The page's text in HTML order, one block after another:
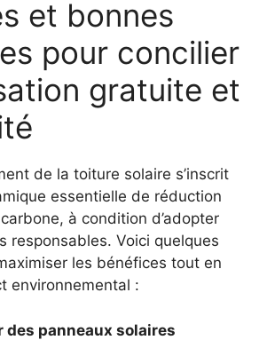
et bonnes
pour concilier
gratuite et
de la toiture solaire s’inscrit
essentielle de réduction
à condition d’adopter
responsables. Voici quelques
les bénéfices tout en
environnemental :
des panneaux solaires